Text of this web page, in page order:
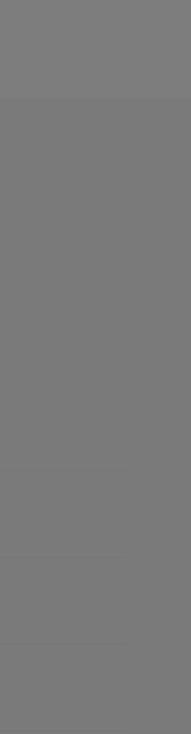
Co-Axial
kleine
de collectie
Onze
de regels van